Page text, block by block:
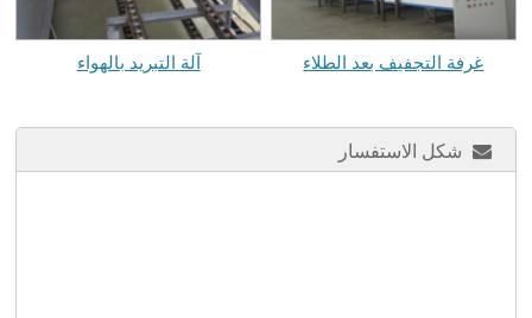
غرفة التجفيف بعد الطلاء آلة التبريد بالهواء
شكل الاستفسار